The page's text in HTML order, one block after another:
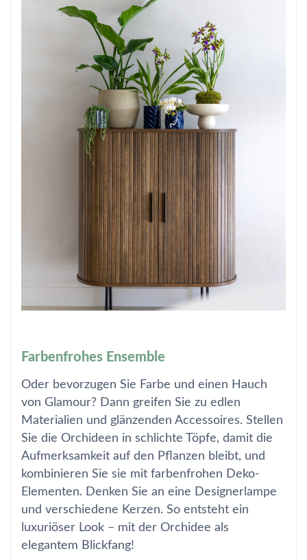
Farbenfrohes Ensemble
Oder bevorzugen Sie Farbe und einen Hauch
von Glamour? Dann greifen Sie zu edlen
Materialien und glänzenden Accessoires. Stellen
Sie die Orchideen in schlichte Töpfe, damit die
Aufmerksamkeit auf den Pflanzen bleibt, und
kombinieren Sie sie mit farbenfrohen Deko-
Elementen. Denken Sie an eine Designerlampe
und verschiedene Kerzen. So entsteht ein
luxuriöser Look – mit der Orchidee als
elegantem Blickfang!